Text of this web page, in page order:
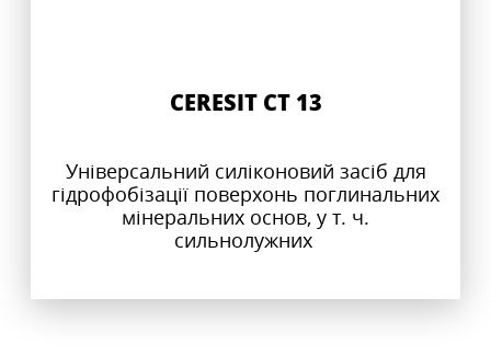
CERESIT CT 13
Універсальний силіконовий засіб для
гідрофобізації поверхонь поглинальних
мінеральних основ, у т. ч.
сильнолужних